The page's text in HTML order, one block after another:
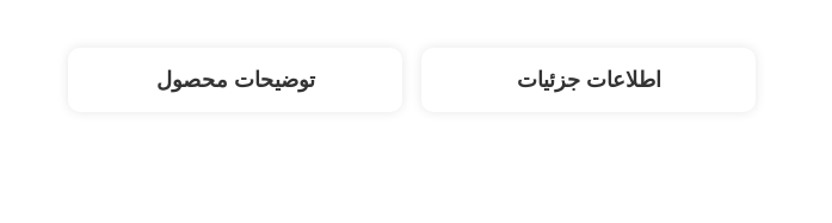
اطلاعات جزئیات توضیحات محصول